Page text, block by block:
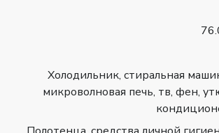
Холодильник, стиральная
микроволновая печь, тв, фен,